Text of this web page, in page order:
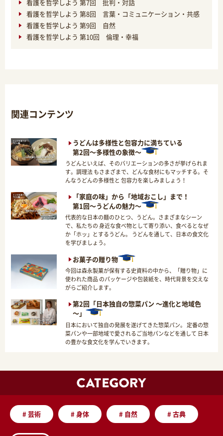
看護を哲学しよう 第7回 批判・対話
看護を哲学しよう 第8回 言葉・コミュニケーション・共感
看護を哲学しよう 第9回 自然
看護を哲学しよう 第10回 倫理・幸福
関連コンテンツ
うどんは多様性と包容力に満ちている
第2回～多様性の象徴～
うどんといえば、そのバリエーションの多さが挙げられま
す。調理法 もさまざまで、どんな食材にもマッチする。そ
んなうどんの多様性と 包容力を楽しみましょう！
「家庭の味」から「地域おこし」まで！
第1回～うどんの魅力～
代表的な日本の麺のひとつ、うどん。さまざまなシーン
で、私たちの 身近な食べ物として寄り添い、食べるとなぜ
か「ホッ」とするうどん。 うどんを通して、日本の食文化
を学びましょう。
お菓子の贈り物
今回は森永製菓が保有する史資料の中から、「贈り物」に
使われた商品 のパッケージや包装紙を、時代背景を交えな
がらご紹介します。
第2回「日本独自の惣菜パン ～進化と地域色
～」
日本において独自の発展を遂げてきた惣菜パン。 定番の惣
菜パンや一部地域で愛されるご当地パンなどを通して 日本
の豊かな食文化を学んでいきます。
#芸術 #身体 # 自然 #古典